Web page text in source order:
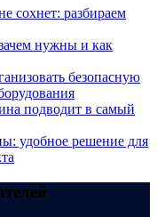
сохнет: разбираем
нужны и как
безопасную
подводит в самый
удобное решение для